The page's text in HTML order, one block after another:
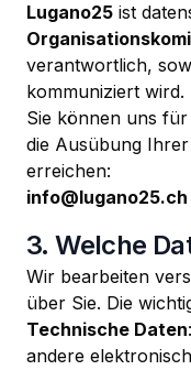
Lugano25 ist
verantwortlich,
kommuniziert wird.
Sie können uns
die Ausübung Ihrer
erreichen:
info@lugano25.ch
3. Welche
Wir bearbeiten
über Sie. Die
Technische Daten
andere